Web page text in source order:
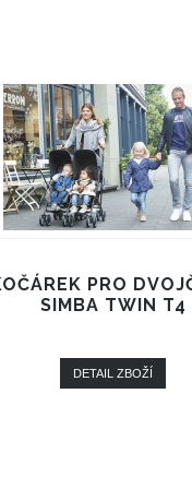
PRO
SIMBA TWIN T4
DETAIL ZBOŽÍ